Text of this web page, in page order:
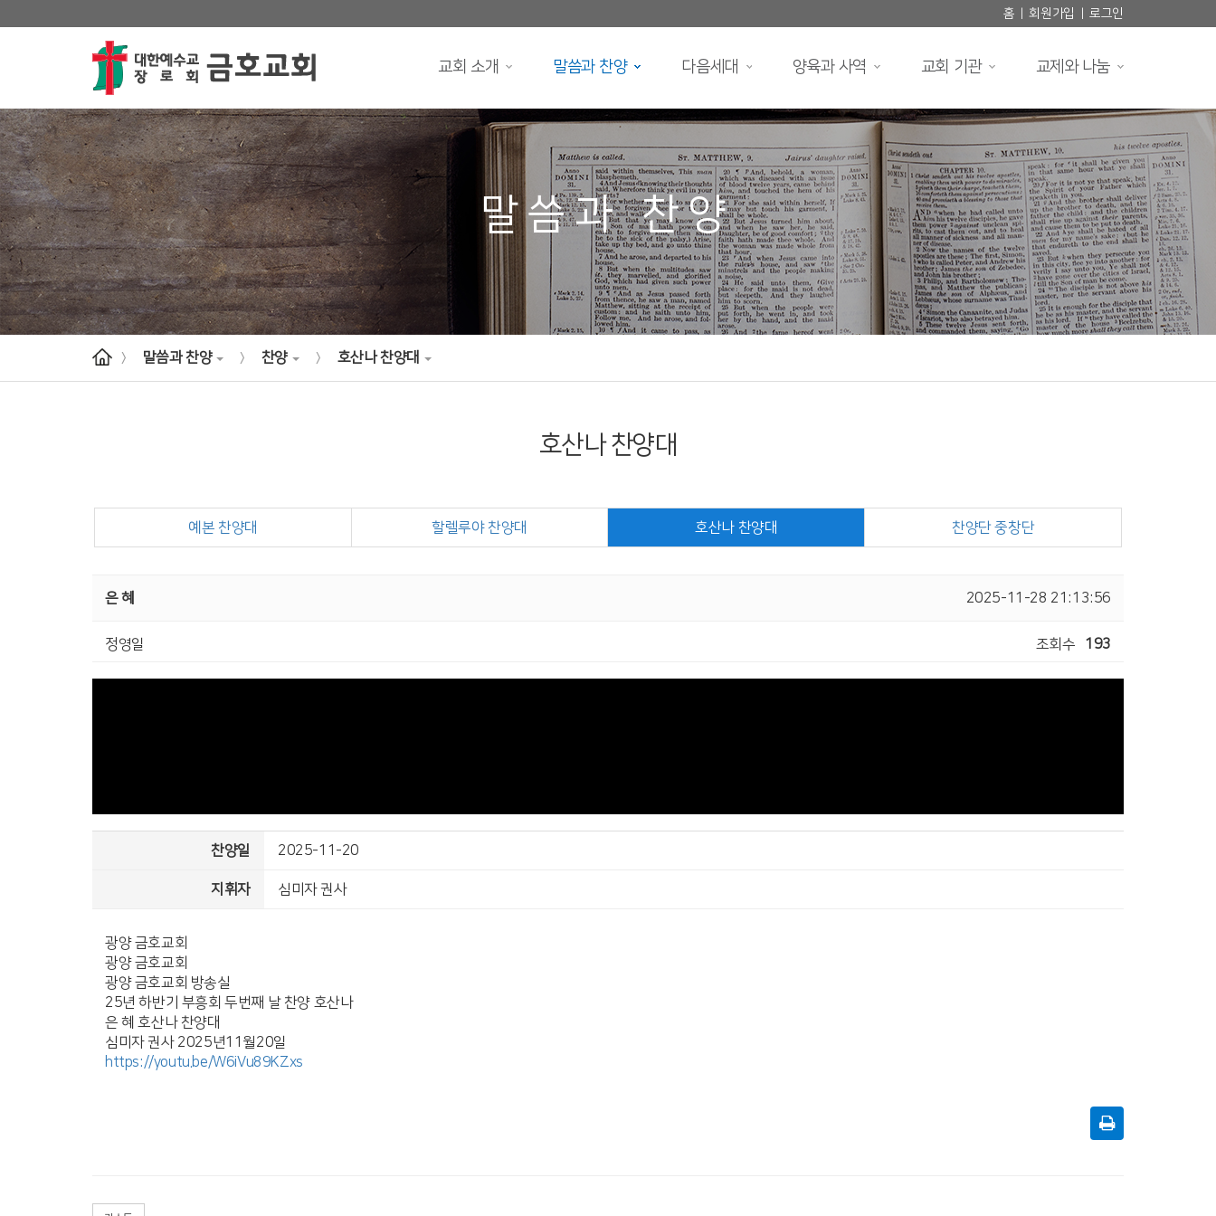
홈 회원가입 로그인
교회 소개 말씀과 찬양 다음세대 양육과 사역 교회 기관 교제와 나눔
말씀과 찬양
> 말씀과 찬양 > 찬양 > 호산나 찬양대
호산나 찬양대
예본 찬양대 할렐루야 찬양대 호산나 찬양대 찬양단 중창단
은 혜 2025-11-28 21:13:56
정영일 조회수 193
찬양일 2025-11-20
지휘자 심미자 권사
광양 금호교회
광양 금호교회
광양 금호교회 방송실
25년 하반기 부흥회 두번째 날 찬양 호산나
은 혜 호산나 찬양대
심미자 권사 2025년11월20일
https://youtu.be/W6iVu89KZxs